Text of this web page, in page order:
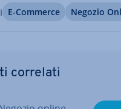
E-Commerce Negozio
correlati